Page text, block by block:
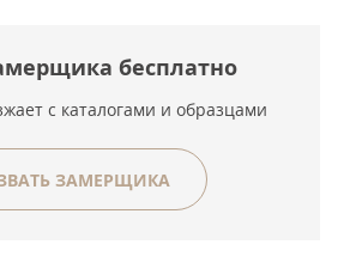
бесплатно
с каталогами и образцами
ЗАМЕРЩИКА